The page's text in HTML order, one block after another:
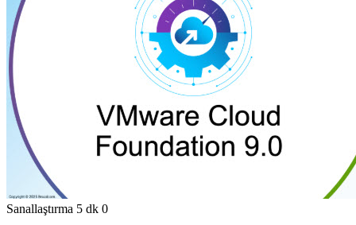
Sanallaştırma 5 dk 0